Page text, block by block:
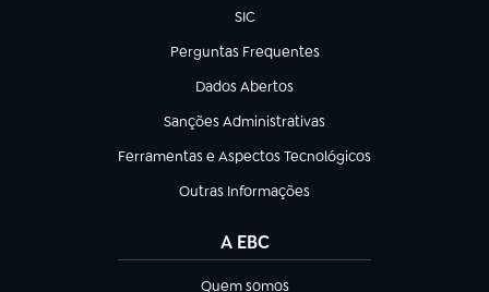
SIC
(abre em nova aba)
Perguntas Frequentes
(abre em nova aba)
Dados Abertos
(abre em nova aba)
Sanções Administrativas
(abre em nova aba)
Ferramentas e Aspectos Tecnológicos
(abre em nova aba)
Outras Informações
(abre em nova aba)
A EBC
Quem somos